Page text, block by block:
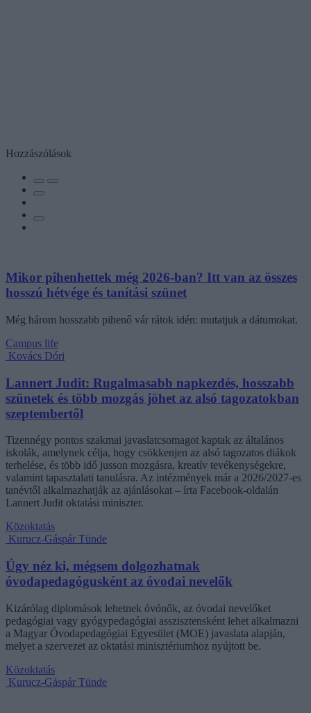
Hozzászólások
Mikor pihenhettek még 2026-ban? Itt van az összes
hosszú hétvége és tanítási szünet
Még három hosszabb pihenő vár rátok idén: mutatjuk a dátumokat.
Campus life
Kovács Dóri
Lannert Judit: Rugalmasabb napkezdés, hosszabb
szünetek és több mozgás jöhet az alsó tagozatokban
szeptembertől
Tizennégy pontos szakmai javaslatcsomagot kaptak az általános
iskolák, amelynek célja, hogy csökkenjen az alsó tagozatos diákok
terhelése, és több idő jusson mozgásra, kreatív tevékenységekre,
valamint tapasztalati tanulásra. Az intézmények már a 2026/2027-es
tanévtől alkalmazhatják az ajánlásokat – írta Facebook-oldalán
Lannert Judit oktatási miniszter.
Közoktatás
Kurucz-Gáspár Tünde
Úgy néz ki, mégsem dolgozhatnak
óvodapedagógusként az óvodai nevelők
Kizárólag diplomások lehetnek óvónők, az óvodai nevelőket
pedagógiai vagy gyógypedagógiai asszisztensként lehet alkalmazni
a Magyar Óvodapedagógiai Egyesület (MOE) javaslata alapján,
melyet a szervezet az oktatási minisztériumhoz nyújtott be.
Közoktatás
Kurucz-Gáspár Tünde